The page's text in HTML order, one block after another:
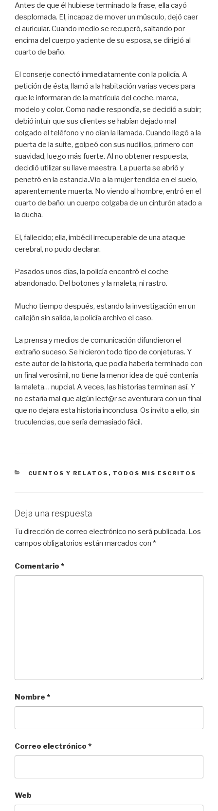
Antes de que él hubiese terminado la frase, ella cayó
desplomada. El, incapaz de mover un músculo, dejó caer
el auricular. Cuando medio se recuperó, saltando por
encima del cuerpo yaciente de su esposa, se dirigió al
cuarto de baño.
El conserje conectó inmediatamente con la policía. A
petición de ésta, llamó a la habitación varias veces para
que le informaran de la matrícula del coche, marca,
modelo y color. Como nadie respondía, se decidió a subir;
debió intuir que sus clientes se habían dejado mal
colgado el teléfono y no oían la llamada. Cuando llegó a la
puerta de la suite, golpeó con sus nudillos, primero con
suavidad, luego más fuerte. Al no obtener respuesta,
decidió utilizar su llave maestra. La puerta se abrió y
penetró en la estancia..Vio a la mujer tendida en el suelo,
aparentemente muerta. No viendo al hombre, entró en el
cuarto de baño: un cuerpo colgaba de un cinturón atado a
la ducha.
El, fallecido; ella, imbécil irrecuperable de una ataque
cerebral, no pudo declarar.
Pasados unos días, la policía encontró el coche
abandonado. Del botones y la maleta, ni rastro.
Mucho tiempo después, estando la investigación en un
callejón sin salida, la policía archivo el caso.
La prensa y medios de comunicación difundieron el
extraño suceso. Se hicieron todo tipo de conjeturas. Y
este autor de la historia, que podía haberla terminado con
un final verosímil, no tiene la menor idea de qué contenía
la maleta… nupcial. A veces, las historias terminan así. Y
no estaría mal que algún lect@r se aventurara con un final
que no dejara esta historia inconclusa. Os invito a ello, sin
truculencias, que sería demasiado fácil.
CATEGORÍAS
CUENTOS Y RELATOS , TODOS MIS ESCRITOS
Deja una respuesta
Tu dirección de correo electrónico no será publicada. Los
campos obligatorios están marcados con *
Comentario *
Nombre *
Correo electrónico *
Web